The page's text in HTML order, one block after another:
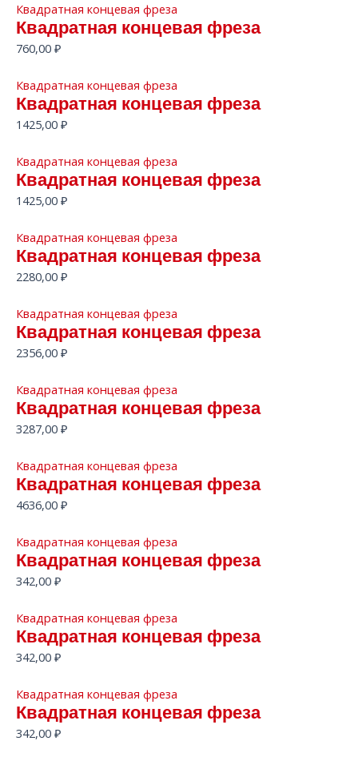
Квадратная концевая фреза
Квадратная концевая фреза
760,00 ₽
Квадратная концевая фреза
Квадратная концевая фреза
1425,00 ₽
Квадратная концевая фреза
Квадратная концевая фреза
1425,00 ₽
Квадратная концевая фреза
Квадратная концевая фреза
2280,00 ₽
Квадратная концевая фреза
Квадратная концевая фреза
2356,00 ₽
Квадратная концевая фреза
Квадратная концевая фреза
3287,00 ₽
Квадратная концевая фреза
Квадратная концевая фреза
4636,00 ₽
Квадратная концевая фреза
Квадратная концевая фреза
342,00 ₽
Квадратная концевая фреза
Квадратная концевая фреза
342,00 ₽
Квадратная концевая фреза
Квадратная концевая фреза
342,00 ₽